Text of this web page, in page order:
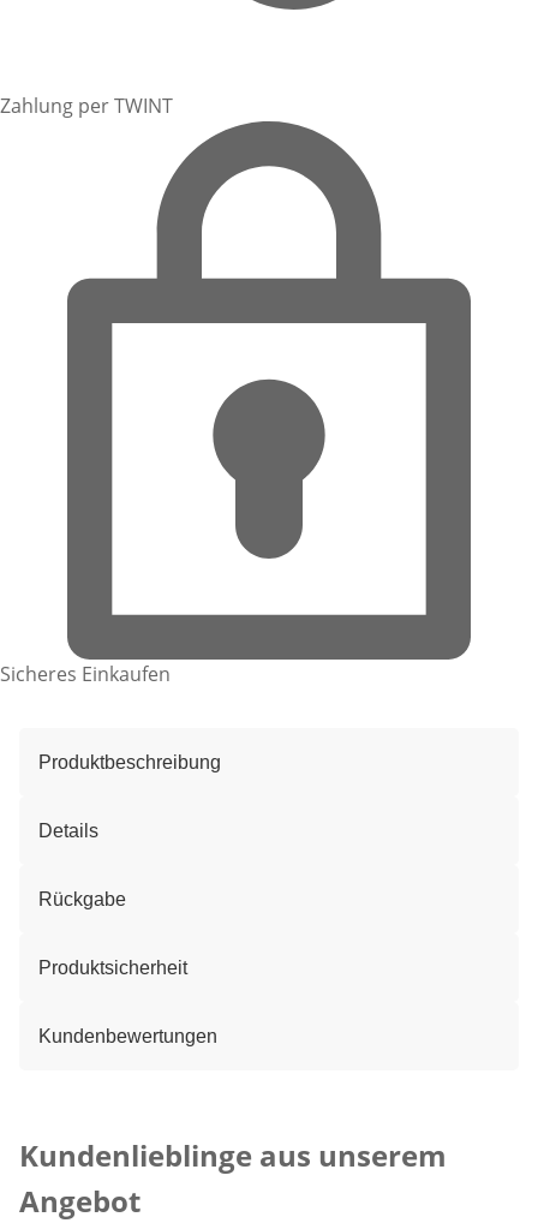
Zahlung per TWINT
Sicheres Einkaufen
Produktbeschreibung
Details
Rückgabe
Produktsicherheit
Kundenbewertungen
Kundenlieblinge aus unserem
Angebot